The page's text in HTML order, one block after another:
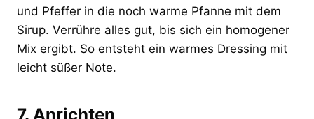
und Pfeffer in die noch warme Pfanne mit dem
Sirup. Verrühre alles gut, bis sich ein homogener
Mix ergibt. So entsteht ein warmes Dressing mit
leicht süßer Note.
7. Anrichten